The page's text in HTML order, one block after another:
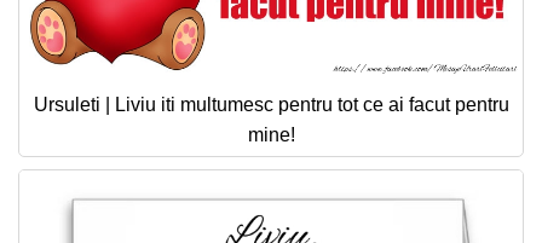
Ursuleti | Liviu iti multumesc pentru tot ce ai facut pentru
mine!